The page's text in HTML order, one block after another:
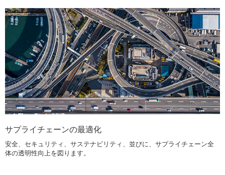
サプライチェーンの最適化
安全、セキュリティ、サステナビリティ、並びに、サプライチェーン全
体の透明性向上を図ります。